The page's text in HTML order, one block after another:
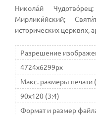
Никола́й
Мирлики́йский;
исторических церквях,
Разрешение
4724x6299px
Макс. размеры печати
90x120 (3:4)
Формат и размер